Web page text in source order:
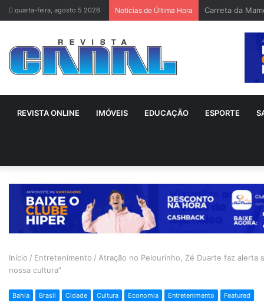
quarta-feira, agosto 5 2026 Notícias de Última Hora Bruno
REVISTA ONLINE IMÓVEIS EDUCAÇÃO ESPORTE
Início / Entretenimento / Atração no Pelourinho, Zé Duarte faz alerta
nossa cultura”
Bahia Brasil Cidade Cultura Economia Entretenimento Featured